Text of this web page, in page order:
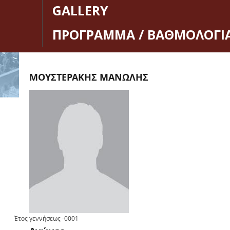
GALLERY
ΠΡΟΓΡΑΜΜΑ /
ΜΟΥΣΤΕΡΑΚΗΣ ΜΑΝΩΛΗΣ
Έτος γεννήσεως-0001